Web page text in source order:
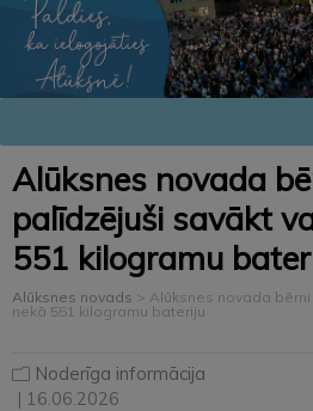
Alūksnes novada
palīdzējuši savākt
551 kilogramu
Alūksnes novads > Alūksnes novada
nekā 551 kilogramu bateriju
Noderīga informācija
| 16.06.2026